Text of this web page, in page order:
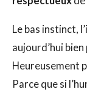
Le bas instinct,
aujourd’hui bien
Heureusement
Parce que si